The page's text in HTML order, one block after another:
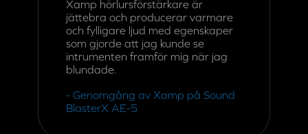
Förstärkningen gör att vilka
hörlurar som helst låter jättebra...
Dina spel kommer ha mer
dynamiskt ljud, dina filmer kommer
vara mer som i en biosalong och
din musik kommer ha mer utmärkt
förstärkningen.